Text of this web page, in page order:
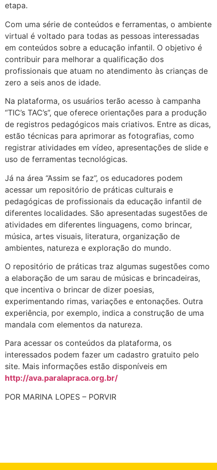
etapa.
Com uma série de conteúdos e ferramentas, o ambiente
virtual é voltado para todas as pessoas interessadas
em conteúdos sobre a educação infantil. O objetivo é
contribuir para melhorar a qualificação dos
profissionais que atuam no atendimento às crianças de
zero a seis anos de idade.
Na plataforma, os usuários terão acesso à campanha
“TIC’s TAC’s”, que oferece orientações para a produção
de registros pedagógicos mais criativos. Entre as dicas,
estão técnicas para aprimorar as fotografias, como
registrar atividades em vídeo, apresentações de slide e
uso de ferramentas tecnológicas.
Já na área “Assim se faz”, os educadores podem
acessar um repositório de práticas culturais e
pedagógicas de profissionais da educação infantil de
diferentes localidades. São apresentadas sugestões de
atividades em diferentes linguagens, como brincar,
música, artes visuais, literatura, organização de
ambientes, natureza e exploração do mundo.
O repositório de práticas traz algumas sugestões como
a elaboração de um sarau de músicas e brincadeiras,
que incentiva o brincar de dizer poesias,
experimentando rimas, variações e entonações. Outra
experiência, por exemplo, indica a construção de uma
mandala com elementos da natureza.
Para acessar os conteúdos da plataforma, os
interessados podem fazer um cadastro gratuito pelo
site. Mais informações estão disponíveis em
http://ava.paralapraca.org.br/
POR MARINA LOPES – PORVIR